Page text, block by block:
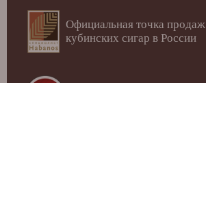
Официальная точка продаж
кубинских сигар в России